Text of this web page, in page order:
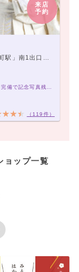
来店
予約
口より徒歩1分
卒業式のレンタル袴揃っています☆撮影スタジオ完備で記念写真残せるよ
（119件）
ョップ一覧